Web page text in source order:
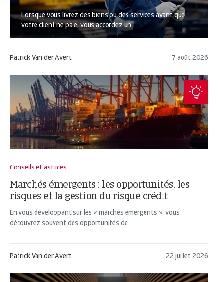
Lorsque vous livrez des biens ou des services avant que
votre client ne paie, vous accordez un...
Patrick Van der Avert 7 août 2026
Conseils et astuces
Marchés émergents : les opportunités, les
risques et la gestion du risque crédit
En vous développant sur les « marchés émergents », vous
découvrez souvent des opportunités de...
Patrick Van der Avert 22 juillet 2026